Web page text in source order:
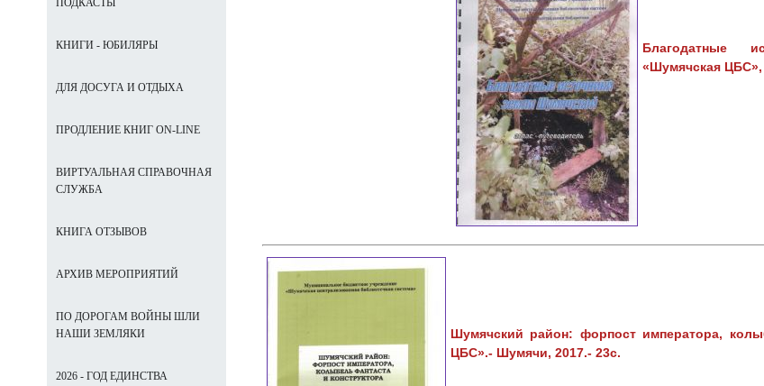
Благодатные
«Шумячская ЦБС»,
Шумячский район: форпост императора,
ЦБС».- Шумячи, 2017.- 23с.
ПОДКАСТЫ
КНИГИ - ЮБИЛЯРЫ
ДЛЯ ДОСУГА И ОТДЫХА
ПРОДЛЕНИЕ КНИГ ON-LINE
ВИРТУАЛЬНАЯ СПРАВОЧНАЯ
СЛУЖБА
КНИГА ОТЗЫВОВ
АРХИВ МЕРОПРИЯТИЙ
ПО ДОРОГАМ ВОЙНЫ ШЛИ
НАШИ ЗЕМЛЯКИ
2026 - ГОД ЕДИНСТВА